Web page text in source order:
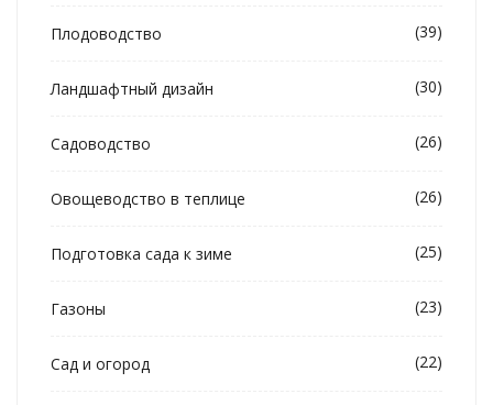
Плодоводство (39)
Ландшафтный дизайн (30)
Садоводство (26)
Овощеводство в теплице (26)
Подготовка сада к зиме (25)
Газоны (23)
Сад и огород (22)